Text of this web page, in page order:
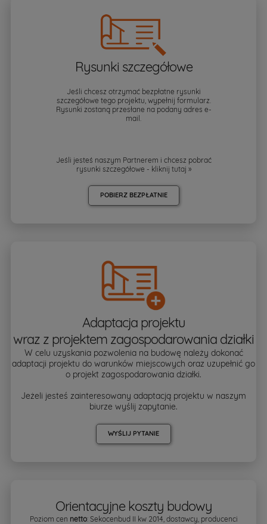
Rysunki szczegółowe
Jeśli chcesz otrzymać bezpłatne rysunki
szczegółowe tego projektu, wypełnij formularz.
Rysunki zostaną przesłane na podany adres e-
mail.
Jeśli jesteś naszym Partnerem i chcesz pobrać
rysunki szczegółowe - kliknij tutaj »
POBIERZ BEZPŁATNIE
Adaptacja projektu
wraz z projektem zagospodarowania działki
W celu uzyskania pozwolenia na budowę należy dokonać
adaptacji projektu do warunków miejscowych oraz uzupełnić go
o projekt zagospodarowania działki.
Jeżeli jesteś zainteresowany adaptacją projektu w naszym
biurze wyślij zapytanie.
WYŚLIJ PYTANIE
Orientacyjne koszty budowy
Poziom cen netto: Sekocenbud II kw 2014, dostawcy, producenci